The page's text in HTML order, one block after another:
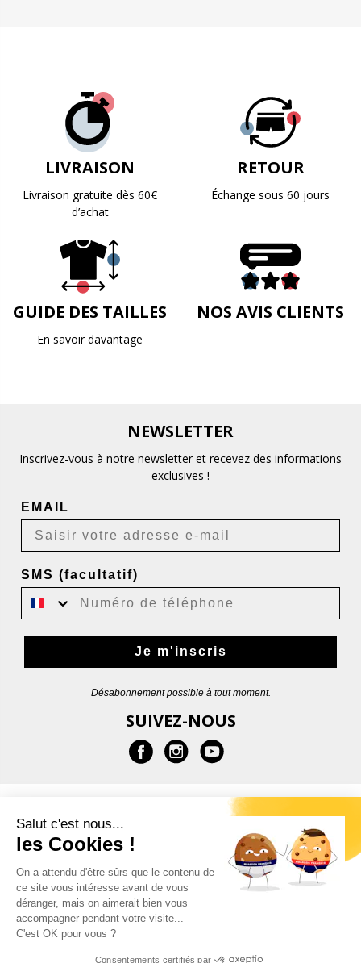
LIVRAISON
Livraison gratuite dès 60€
d’achat
RETOUR
Échange sous 60 jours
GUIDE DES TAILLES
En savoir davantage
NOS AVIS CLIENTS
NEWSLETTER
Inscrivez-vous à notre newsletter et recevez des informations
exclusives !
EMAIL
SMS (facultatif)
Je m'inscris
Désabonnement possible à tout moment.
SUIVEZ-NOUS
AIDE
CONTACT
Salut c'est nous...
les Cookies !
On a attendu d'être sûrs que le contenu de
ce site vous intéresse avant de vous
déranger, mais on aimerait bien vous
accompagner pendant votre visite...
C'est OK pour vous ?
Consentements certifiés par